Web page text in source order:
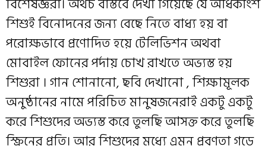
শিশুই বিনোদনের জন্য বেছে নিতে বাধ্য হয় বা
পরোক্ষভাবে প্রণোদিত হয়ে টেলিভিশন অথবা
মোবাইল ফোনের পর্দায় চোখ রাখতে অভ্যস্ত হয়
শিশুরা । গান শোনানো, ছবি দেখানো , শিক্ষামূলক
অনুষ্ঠানের নামে পরিচিত মানুষজনেরাই একটু একটু
করে শিশুদের অভ্যস্ত করে তুলছি আসক্ত করে তুলছি
স্ক্রিনের প্রতি। আর শিশুদের মধ্যে এমন প্রবণতা গড়ে